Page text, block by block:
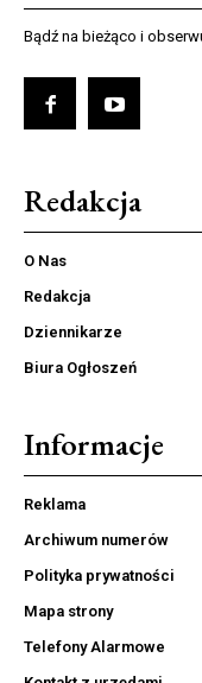
Bądź na bieżąco i
Redakcja
O Nas
Redakcja
Dziennikarze
Biura Ogłoszeń
Informacje
Reklama
Archiwum numerów
Polityka prywatności
Mapa strony
Telefony Alarmowe